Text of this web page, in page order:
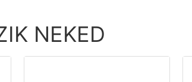
NEKED